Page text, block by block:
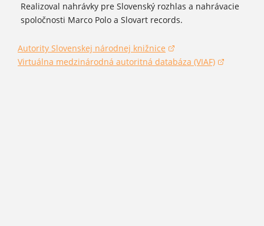
Realizoval nahrávky pre Slovenský rozhlas a nahrávacie
spoločnosti Marco Polo a Slovart records.
Autority Slovenskej národnej knižnice
(otvorí sa v novom okne)
Virtuálna medzinárodná autoritná databáza (VIAF)
(otvorí sa v novom okne)